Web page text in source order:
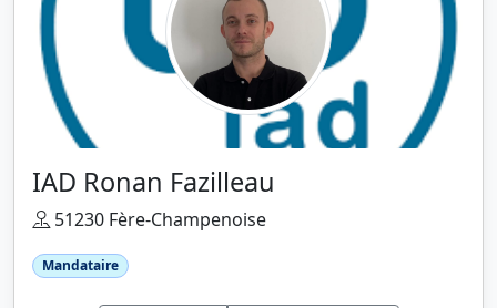
IAD Ronan Fazilleau
51230 Fère-Champenoise
Mandataire